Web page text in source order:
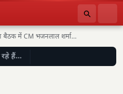
नीति आयोग बैठक में CM भजनलाल शर्मा ने…
रहे हैं…